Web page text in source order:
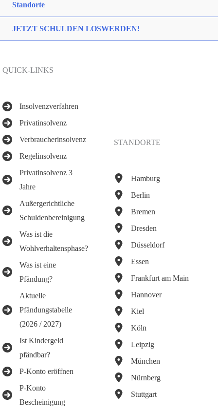
Standorte
JETZT SCHULDEN LOSWERDEN!
QUICK-LINKS
Insolvenzverfahren
Privatinsolvenz
Verbraucherinsolvenz
Regelinsolvenz
Privatinsolvenz 3
Jahre
Außergerichtliche
Schuldenbereinigung
Was ist die
Wohlverhaltensphase?
Was ist eine
Pfändung?
Aktuelle
Pfändungstabelle
(2026 / 2027)
Ist Kindergeld
pfändbar?
P-Konto eröffnen
P-Konto
Bescheinigung
STANDORTE
Hamburg
Berlin
Bremen
Dresden
Düsseldorf
Essen
Frankfurt am Main
Hannover
Kiel
Köln
Leipzig
München
Nürnberg
Stuttgart